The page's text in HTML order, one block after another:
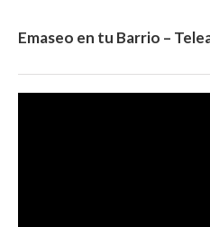
Emaseo en tu Barrio –